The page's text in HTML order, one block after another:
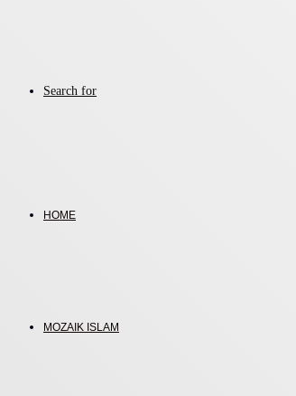
Search for
HOME
MOZAIK ISLAM